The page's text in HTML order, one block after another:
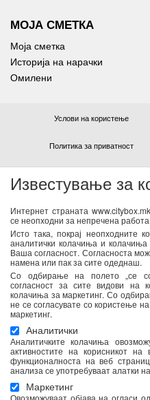
Известување за
Интернет страната
се неопходни за непречена
Исто така, покрај неопходните
аналитички колачиња и
Ваша согласност. Согласноста
намена или пак за сите одеднаш.
Со одбирање на полето „се
согласност за сите видови на
колачиња за маркетинг. Со
не се согласувате со користење
маркетинг.
Аналитички
Аналитичките колачиња
активностите на корисникот
функционалноста на веб
анализа се употребуваат алатки
Маркетинг
Овозможуваат објава на огласи
МОЈА СМЕТКА
Моја сметка
Историја на нарачки
Омилени
Услови на користење
Политика за приватност
NEWSLETTER
Се согласувам дека Спорт М
податоци од оваа форма за
(информирање за новости и
пошта. Податоците ќе бидат
важечките закони со кои се
податоци. Можете да ја
секое време. Повеќе